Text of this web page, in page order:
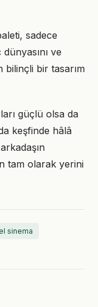
sadece
ve
bilinçli bir tasarım
güçlü olsa da
keşfinde hâlâ
tam olarak yerini
sinema